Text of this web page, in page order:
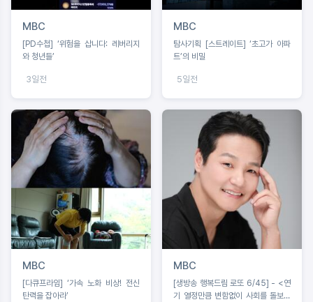
MBC
[PD수첩] ‘위험을 삽니다: 레버리지
와 청년들’
3일전
MBC
탐사기획 [스트레이트] ‘초고가 아파
트’의 비밀
5일전
MBC
[다큐프라임] ‘가속 노화 비상! 전신
탄력을 잡아라’
MBC
[생방송 행복드림 로또 6/45] - <연
기 열정만큼 변함없이 사회를 돌보는